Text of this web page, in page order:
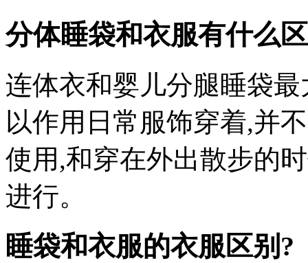
分体睡袋和衣服有什么
连体衣和婴儿分腿睡袋
以作用日常服饰穿着,并
使用,和穿在外出散步的
进行。
睡袋和衣服的衣服区别?